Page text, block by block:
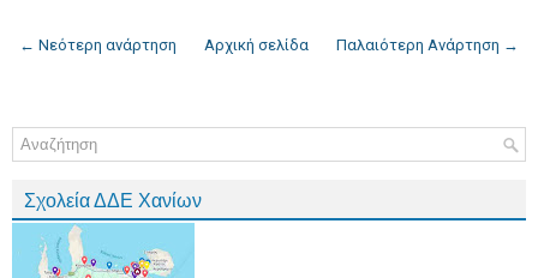
← Νεότερη ανάρτηση Παλαιότερη Ανάρτηση →
Αρχική σελίδα
Σχολεία ΔΔΕ Χανίων